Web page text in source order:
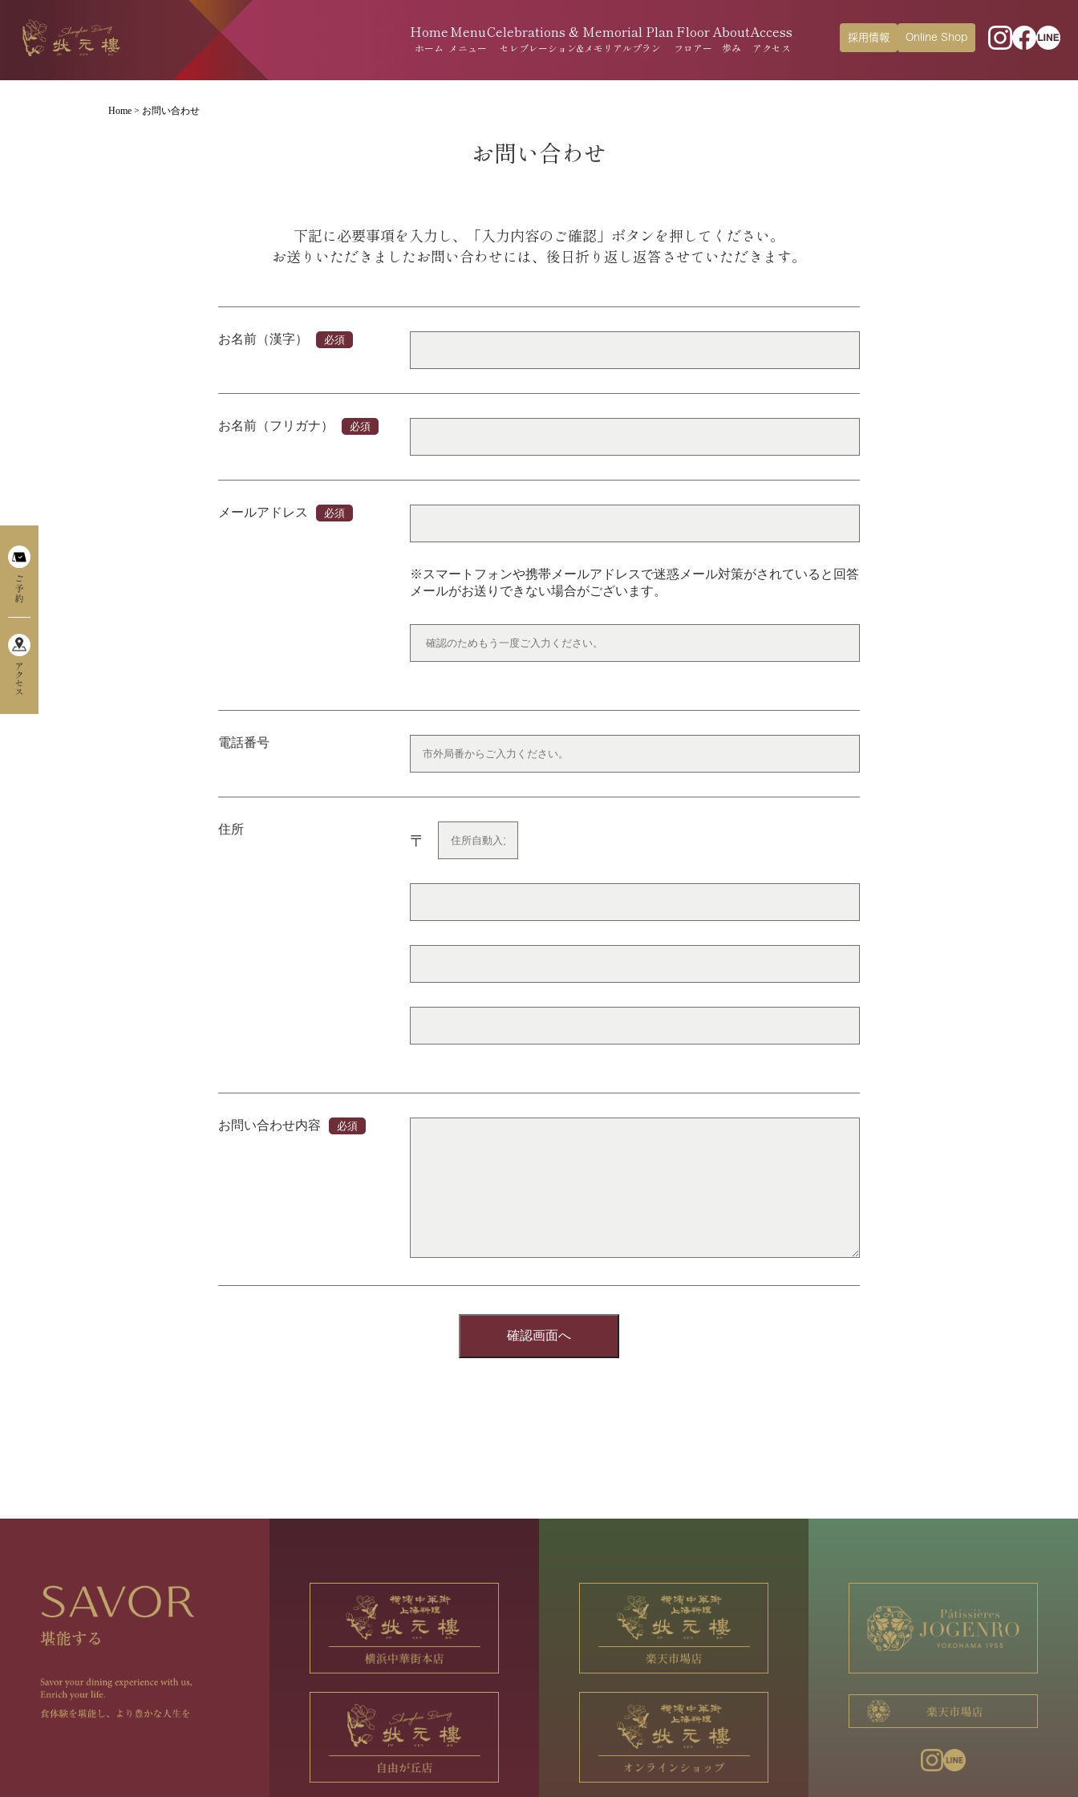
Home
ホーム
Menu
メニュー
Celebrations & Memorial Plan
セレブレーション&メモリアルプラン
Floor
フロアー
About
歩み
Access
アクセス
採用情報 Online Shop
Home > お問い合わせ
お問い合わせ
下記に必要事項を入力し、「入力内容のご確認」ボタンを押してください。
お送りいただきましたお問い合わせには、後日折り返し返答させていただきます。
お名前（漢字） 必須
お名前（フリガナ） 必須
メールアドレス 必須
※スマートフォンや携帯メールアドレスで迷惑メール対策がされていると回答
メールがお送りできない場合がございます。
電話番号
住所
お問い合わせ内容 必須